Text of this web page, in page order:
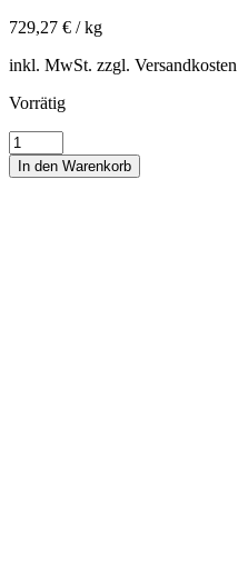
729,27 € /kg
inkl. MwSt. zzgl. Versandkosten
Vorrätig
VIGEOVIT®
Immuni
Herp®
In den Warenkorb